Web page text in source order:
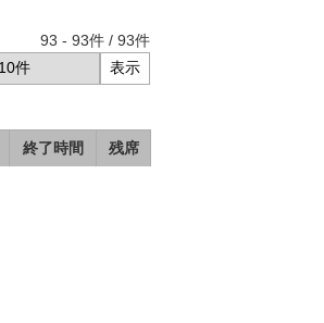
93 - 93件 / 93件
終了時間 残席